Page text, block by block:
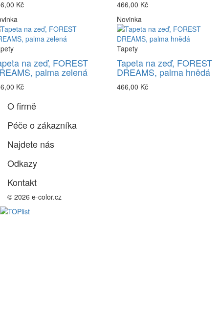
Kč
466,00 Kč
na zeď, FOREST
palma zelená
Kč
Novinka
Tapety
Tapeta na zeď, FOREST
DREAMS, palma hnědá
466,00 Kč
O firmě
Péče o zákazníka
Najdete nás
Odkazy
Kontakt
© 2026 e-color.cz